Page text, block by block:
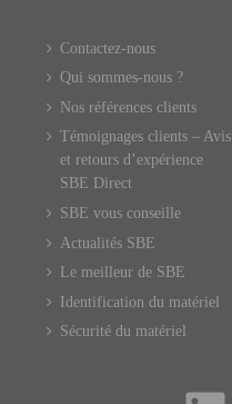
Contactez-nous
Qui sommes-nous ?
Nos références clients
Témoignages clients – Avis
et retours d’expérience
SBE Direct
SBE vous conseille
Actualités SBE
Le meilleur de SBE
Identification du matériel
Sécurité du matériel